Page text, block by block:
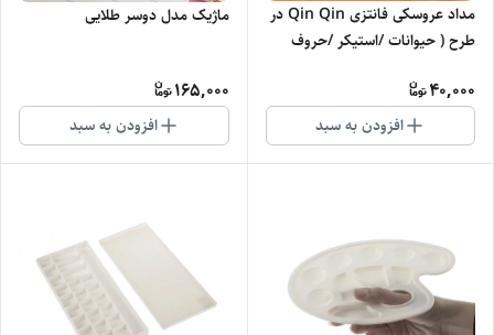
مداد عروسکی فانتزی Qin Qin در
طرح ( حیوانات /استیکر /حروف
40,000
افزودن به سبد
ماژیک مدل دوسر طلایی
165,000
افزودن به سبد